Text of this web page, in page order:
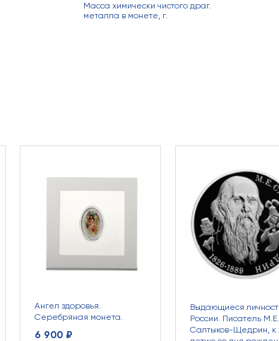
Масса химически чистого драг.
металла в монете, г.
Ангел здоровья.
Серебряная монета.
6 900 ₽
Выдающиеся
России. Писатель М.Е.
Салтыков-Щедрин,